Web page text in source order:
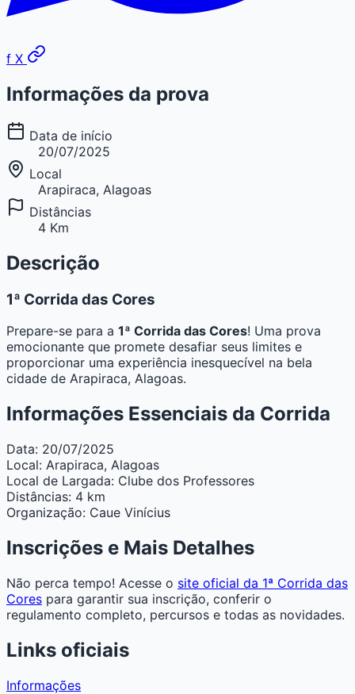
f X
Informações da prova
Data de início
20/07/2025
Local
Arapiraca, Alagoas
Distâncias
4 Km
Descrição
1ª Corrida das Cores
Prepare-se para a 1ª Corrida das Cores! Uma prova
emocionante que promete desafiar seus limites e
proporcionar uma experiência inesquecível na bela
cidade de Arapiraca, Alagoas.
Informações Essenciais da Corrida
Data: 20/07/2025
Local: Arapiraca, Alagoas
Local de Largada: Clube dos Professores
Distâncias: 4 km
Organização: Caue Vinícius
Inscrições e Mais Detalhes
Não perca tempo! Acesse o site oficial da 1ª Corrida das
Cores para garantir sua inscrição, conferir o
regulamento completo, percursos e todas as novidades.
Links oficiais
Informações